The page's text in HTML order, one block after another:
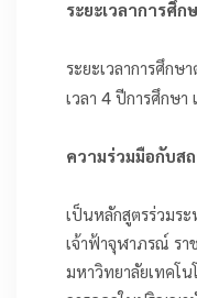
ระยะเวลาการศึก
ระยะเวลาการศึกษ
เวลา 4 ปีการศึกษา
ความร่วมมือกับส
เป็นหลักสูตรร่วมร
เจ้าฟ้าจุฬาภรณ์ ร
มหาวิทยาลัยเทคโ